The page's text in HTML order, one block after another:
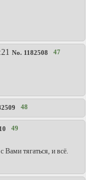
No. 1182508 47
48
49
Вами тягаться, и всё.